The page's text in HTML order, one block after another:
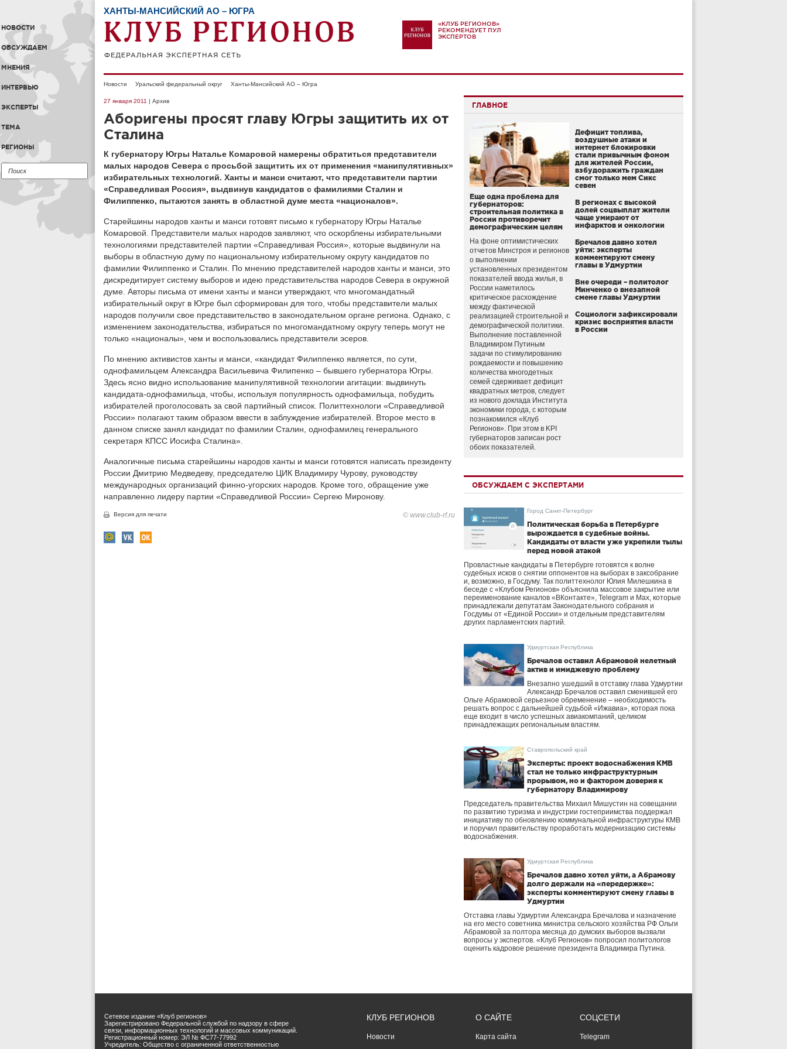
НОВОСТИ
ОБСУЖДАЕМ
МНЕНИЯ
ИНТЕРВЬЮ
ЭКСПЕРТЫ
ТЕМА
РЕГИОНЫ
ХАНТЫ-МАНСИЙСКИЙ АО – ЮГРА
«КЛУБ РЕГИОНОВ»
РЕКОМЕНДУЕТ ПУЛ
ЭКСПЕРТОВ
Новости Уральский федеральный округ Ханты-Мансийский АО – Югра
27 января 2011 | Архив
Аборигены просят главу Югры защитить их от
Сталина
К губернатору Югры Наталье Комаровой намерены обратиться представители
малых народов Севера с просьбой защитить их от применения «манипулятивных»
избирательных технологий. Ханты и манси считают, что представители партии
«Справедливая Россия», выдвинув кандидатов с фамилиями Сталин и
Филиппенко, пытаются занять в областной думе места «националов».
Старейшины народов ханты и манси готовят письмо к губернатору Югры Наталье
Комаровой. Представители малых народов заявляют, что оскорблены избирательными
технологиями представителей партии «Справедливая Россия», которые выдвинули на
выборы в областную думу по национальному избирательному округу кандидатов по
фамилии Филиппенко и Сталин. По мнению представителей народов ханты и манси, это
дискредитирует систему выборов и идею представительства народов Севера в окружной
думе. Авторы письма от имени ханты и манси утверждают, что многомандатный
избирательный округ в Югре был сформирован для того, чтобы представители малых
народов получили свое представительство в законодательном органе региона. Однако, с
изменением законодательства, избираться по многомандатному округу теперь могут не
только «националы», чем и воспользовались представители эсеров.
По мнению активистов ханты и манси, «кандидат Филиппенко является, по сути,
однофамильцем Александра Васильевича Филипенко – бывшего губернатора Югры.
Здесь ясно видно использование манипулятивной технологии агитации: выдвинуть
кандидата-однофамильца, чтобы, используя популярность однофамильца, побудить
избирателей проголосовать за свой партийный список. Политтехнологи «Справедливой
России» полагают таким образом ввести в заблуждение избирателей. Второе место в
данном списке занял кандидат по фамилии Сталин, однофамилец генерального
секретаря КПСС Иосифа Сталина».
Аналогичные письма старейшины народов ханты и манси готовятся написать президенту
России Дмитрию Медведеву, председателю ЦИК Владимиру Чурову, руководству
международных организаций финно-угорских народов. Кроме того, обращение уже
направленно лидеру партии «Справедливой России» Сергею Миронову.
Версия для печати © www.club-rf.ru
ГЛАВНОЕ
Еще одна проблема для
губернаторов:
строительная политика в
России противоречит
демографическим целям
На фоне оптимистических
отчетов Минстроя и регионов
о выполнении
установленных президентом
показателей ввода жилья, в
России наметилось
критическое расхождение
между фактической
реализацией строительной и
демографической политики.
Выполнение поставленной
Владимиром Путиным
задачи по стимулированию
рождаемости и повышению
количества многодетных
семей сдерживает дефицит
квадратных метров, следует
из нового доклада Института
экономики города, с которым
познакомился «Клуб
Регионов». При этом в KPI
губернаторов записан рост
обоих показателей.
Дефицит топлива,
воздушные атаки и
интернет блокировки
стали привычным фоном
для жителей России,
взбудоражить граждан
смог только мем Сикс
севен
В регионах с высокой
долей соцвыплат жители
чаще умирают от
инфарктов и онкологии
Бречалов давно хотел
уйти: эксперты
комментируют смену
главы в Удмуртии
Вне очереди – политолог
Минченко о внезапной
смене главы Удмуртии
Социологи зафиксировали
кризис восприятия власти
в России
ОБСУЖДАЕМ С ЭКСПЕРТАМИ
Город Санкт-Петербург
Политическая борьба в Петербурге
вырождается в судебные войны.
Кандидаты от власти уже укрепили тылы
перед новой атакой
Провластные кандидаты в Петербурге готовятся к волне
судебных исков о снятии оппонентов на выборах в заксобрание
и, возможно, в Госдуму. Так политтехнолог Юлия Милешкина в
беседе с «Клубом Регионов» объяснила массовое закрытие или
переименование каналов «ВКонтакте», Telegram и Max, которые
принадлежали депутатам Законодательного собрания и
Госдумы от «Единой России» и отдельным представителям
других парламентских партий.
Удмуртская Республика
Бречалов оставил Абрамовой нелетный
актив и имиджевую проблему
Внезапно ушедший в отставку глава Удмуртии
Александр Бречалов оставил сменившей его
Ольге Абрамовой серьезное обременение – необходимость
решать вопрос с дальнейшей судьбой «Ижавиа», которая пока
еще входит в число успешных авиакомпаний, целиком
принадлежащих региональным властям.
Ставропольский край
Эксперты: проект водоснабжения КМВ
стал не только инфраструктурным
прорывом, но и фактором доверия к
губернатору Владимирову
Председатель правительства Михаил Мишустин на совещании
по развитию туризма и индустрии гостеприимства поддержал
инициативу по обновлению коммунальной инфраструктуры КМВ
и поручил правительству проработать модернизацию системы
водоснабжения.
Удмуртская Республика
Бречалов давно хотел уйти, а Абрамову
долго держали на «передержке»:
эксперты комментируют смену главы в
Удмуртии
Отставка главы Удмуртии Александра Бречалова и назначение
на его место советника министра сельского хозяйства РФ Ольги
Абрамовой за полтора месяца до думских выборов вызвали
вопросы у экспертов. «Клуб Регионов» попросил политологов
оценить кадровое решение президента Владимира Путина.
Сетевое издание «Клуб регионов»
Зарегистрировано Федеральной службой по надзору в сфере
связи, информационных технологий и массовых коммуникаций.
Регистрационный номер: ЭЛ № ФС77-77992
Учредитель: Общество с ограниченной ответственностью
КЛУБ РЕГИОНОВ
Новости
О САЙТЕ
Карта сайта
СОЦСЕТИ
Telegram